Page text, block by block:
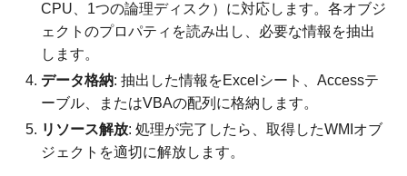
CPU、1つの論理ディスク）に対応します。各オブジ
ェクトのプロパティを読み出し、必要な情報を抽出
します。
データ格納: 抽出した情報をExcelシート、Accessテ
ーブル、またはVBAの配列に格納します。
リソース解放: 処理が完了したら、取得したWMIオブ
ジェクトを適切に解放します。